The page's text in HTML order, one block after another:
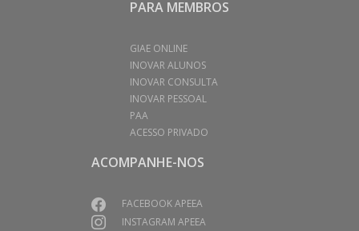
PARA MEMBROS
GIAE ONLINE
INOVAR ALUNOS
INOVAR CONSULTA
INOVAR PESSOAL
PAA
ACESSO PRIVADO
ACOMPANHE-NOS
FACEBOOK APEEA
INSTAGRAM APEEA